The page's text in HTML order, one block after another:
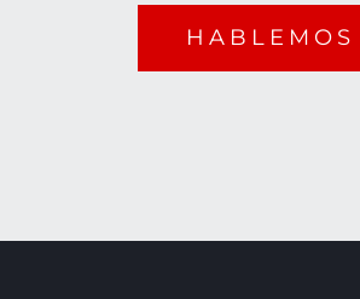
HABLEMOS